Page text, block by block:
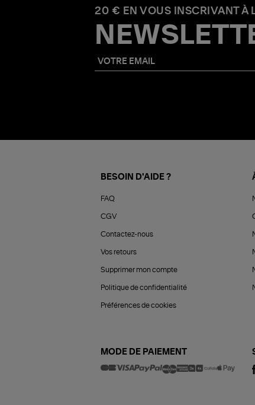
20 € EN VOUS INSCRIVANT À
BESOIN D'AIDE ?
FAQ
CGV
Contactez-nous
Vos retours
Supprimer mon compte
Politique de confidentialité
Préférences de cookies
MODE DE PAIEMENT